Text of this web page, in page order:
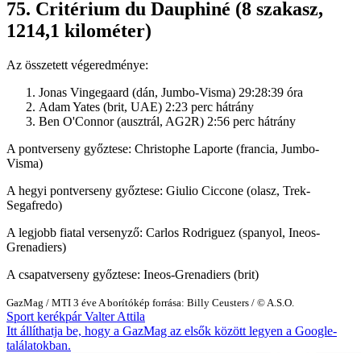
75. Critérium du Dauphiné (8 szakasz,
1214,1 kilométer)
Az összetett végeredménye:
Jonas Vingegaard (dán, Jumbo-Visma) 29:28:39 óra
Adam Yates (brit, UAE) 2:23 perc hátrány
Ben O'Connor (ausztrál, AG2R) 2:56 perc hátrány
A pontverseny győztese: Christophe Laporte (francia, Jumbo-
Visma)
A hegyi pontverseny győztese: Giulio Ciccone (olasz, Trek-
Segafredo)
A legjobb fiatal versenyző: Carlos Rodriguez (spanyol, Ineos-
Grenadiers)
A csapatverseny győztese: Ineos-Grenadiers (brit)
GazMag / MTI 3 éve A borítókép forrása: Billy Ceusters / © A.S.O.
Sport kerékpárValter Attila
Itt állíthatja be, hogy a GazMag az elsők között legyen a Google-
találatokban.